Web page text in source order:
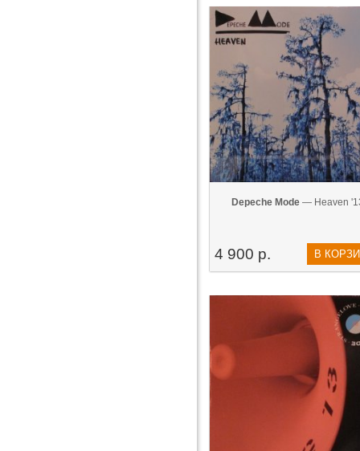
Depeche Mode — Heaven
4 900 р. В